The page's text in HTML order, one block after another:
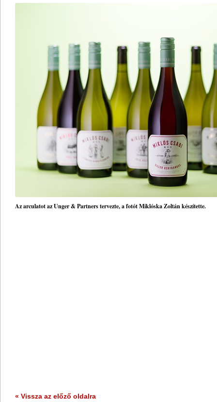
Az arculatot az Unger & Partners tervezte, a fotót Miklóska Zoltán készítette.
« Vissza az előző oldalra